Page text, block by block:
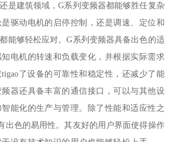
是建筑领域，G系列变频器都能够胜任复杂
驱动电机的启停控制，还是调速、定位和
能够轻松应对。G系列变频器具备出色的适
电机的转速和负载变化，并根据实际需求
了设备的可靠性和稳定性，还减少了能
器还具备丰富的通信接口，可以与其他设
能化的生产与管理。除了性能和适应性之
出色的易用性。其友好的用户界面使得操作